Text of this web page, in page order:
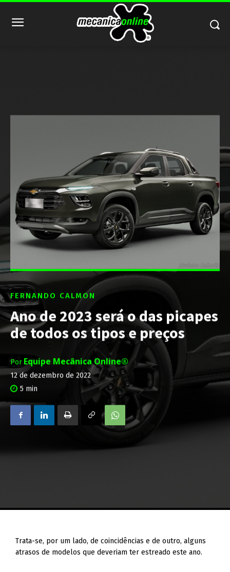
FERNANDO CALMON
Ano de 2023 será o das picapes
de todos os tipos e preços
Por Equipe Mecânica Online®
12 de dezembro de 2022
5 min
Trata-se, por um lado, de coincidências e de outro, alguns
atrasos de modelos que deveriam ter estreado este ano.